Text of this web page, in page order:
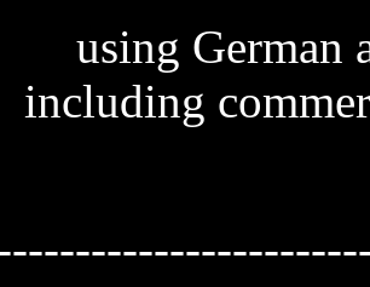
using German
including